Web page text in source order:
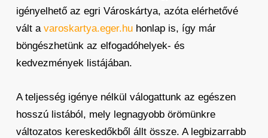
igényelhető az egri Városkártya, azóta elérhetővé
vált a varoskartya.eger.huhonlap is, így már
böngészhetünk az elfogadóhelyek- és
kedvezmények listájában.
A teljesség igénye nélkül válogattunk az egészen
hosszú listából, mely legnagyobb örömünkre
változatos kereskedőkből állt össze. A legbizarrabb